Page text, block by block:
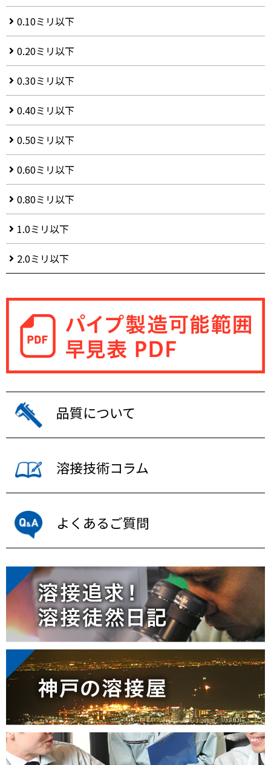
0.10ミリ以下
0.20ミリ以下
0.30ミリ以下
0.40ミリ以下
0.50ミリ以下
0.60ミリ以下
0.80ミリ以下
1.0ミリ以下
2.0ミリ以下
品質について
溶接技術コラム
よくあるご質問